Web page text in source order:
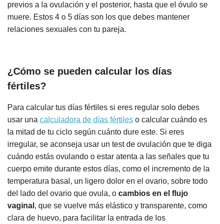
previos a la ovulación y el posterior, hasta que el óvulo se
muere. Estos 4 o 5 días son los que debes mantener
relaciones sexuales con tu pareja.
¿Cómo se pueden calcular los días
fértiles?
Para calcular tus días fértiles si eres regular solo debes
usar una calculadora de días fértiles o calcular cuándo es
la mitad de tu ciclo según cuánto dure este. Si eres
irregular, se aconseja usar un test de ovulación que te diga
cuándo estás ovulando o estar atenta a las señales que tu
cuerpo emite durante estos días, como el incremento de la
temperatura basal, un ligero dolor en el ovario, sobre todo
del lado del ovario que ovula, o cambios en el flujo
vaginal , que se vuelve más elástico y transparente, como
clara de huevo, para facilitar la entrada de los